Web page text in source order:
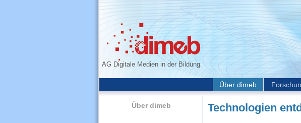
AG Digitale Medien in der Bildung
Über dimeb
Über dimeb Technologien